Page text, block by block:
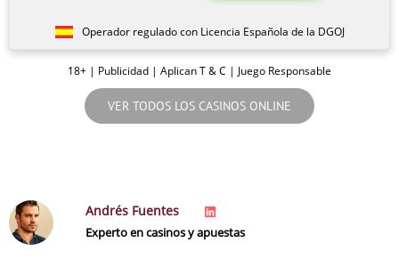
Operador regulado con Licencia Española de la DGOJ
18+ | Publicidad | Aplican T & C | Juego Responsable
VER TODOS LOS CASINOS ONLINE
Andrés Fuentes
Experto en casinos y apuestas